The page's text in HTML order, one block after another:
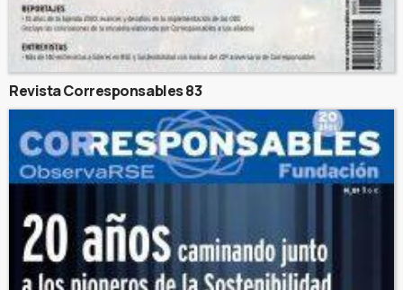
Revista Corresponsables 83